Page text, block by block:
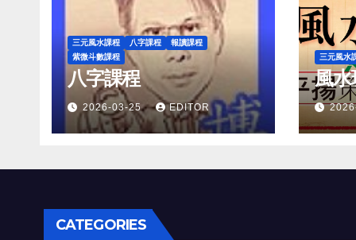
三元風水課程 八字課程
報讀課程
紫微斗數課程
八字課程
2026-03-25 EDITOR
三元風水
風水
CATEGORIES